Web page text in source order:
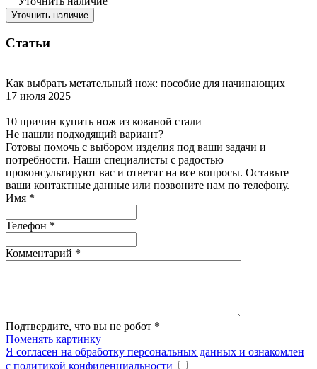
Уточнить наличие
Статьи
Как выбрать метательный нож: пособие для начинающих
17 июля 2025
10 причин купить нож из кованой стали
Не нашли подходящий вариант?
Готовы помочь с выбором изделия под ваши задачи и
потребности. Наши специалисты с радостью
проконсультируют вас и ответят на все вопросы. Оставьте
ваши контактные данные или позвоните нам по телефону.
Имя *
Телефон *
Комментарий *
Подтвердите, что вы не робот *
Поменять картинку
Я согласен на обработку персональных данных и ознакомлен
с политикой конфиденциальности